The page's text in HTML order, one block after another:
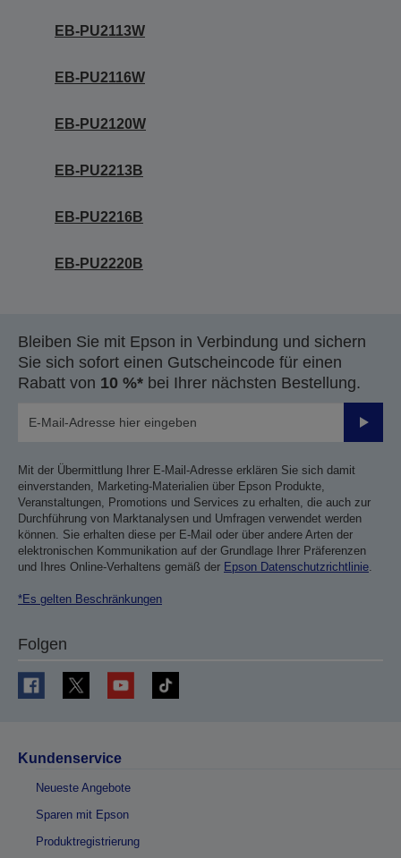
EB-PU2113W
EB-PU2116W
EB-PU2120W
EB-PU2213B
EB-PU2216B
EB-PU2220B
Bleiben Sie mit Epson in Verbindung und sichern
Sie sich sofort einen Gutscheincode für einen
Rabatt von 10 %* bei Ihrer nächsten Bestellung.
Mit der Übermittlung Ihrer E-Mail-Adresse erklären Sie sich damit
einverstanden, Marketing-Materialien über Epson Produkte,
Veranstaltungen, Promotions und Services zu erhalten, die auch zur
Durchführung von Marktanalysen und Umfragen verwendet werden
können. Sie erhalten diese per E-Mail oder über andere Arten der
elektronischen Kommunikation auf der Grundlage Ihrer Präferenzen
und Ihres Online-Verhaltens gemäß der Epson Datenschutzrichtlinie.
*Es gelten Beschränkungen
Folgen
Kundenservice
Neueste Angebote
Sparen mit Epson
Produktregistrierung